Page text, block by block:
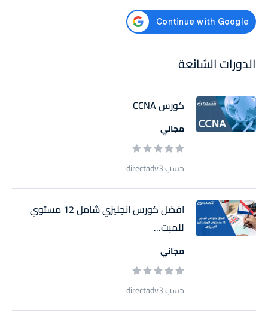
الدورات الشائعة
كورس CCNA
مجاني
حسب directadv3
افضل كورس انجليزي شامل 12 مستوي
للمبت...
مجاني
حسب directadv3